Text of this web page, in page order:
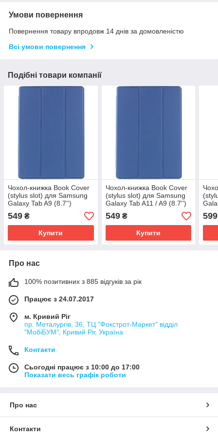
Умови повернення
Повернення товару впродовж 14 днів за домовленістю
Всі умови повернення
Подібні товари компанії
Чохол-книжка Book Cover
(stylus slot) для Samsung
Galaxy Tab A9 (8.7'')
(X110/X115) Темно-синій /
Midnight blue
549 ₴
Купити
Чохол-книжка Book Cover
(stylus slot) для Samsung
Galaxy Tab A11 / A9 (8.7'')
(X110/X115) Темно-синій /
Midnight blue
549₴
Купити
599
Про нас
100% позитивних з 885 відгуків за рік
Працює з 24.07.2017
м. Кривий Ріг
пр. Металургів, 36, ТЦ "Фокстрот-Маркет" відділ
"МобіБУМ", Кривий Ріг, Україна
Контакти
Сьогодні працює з 10:00 до 17:00
Показати весь графік роботи
Про нас
Контакти